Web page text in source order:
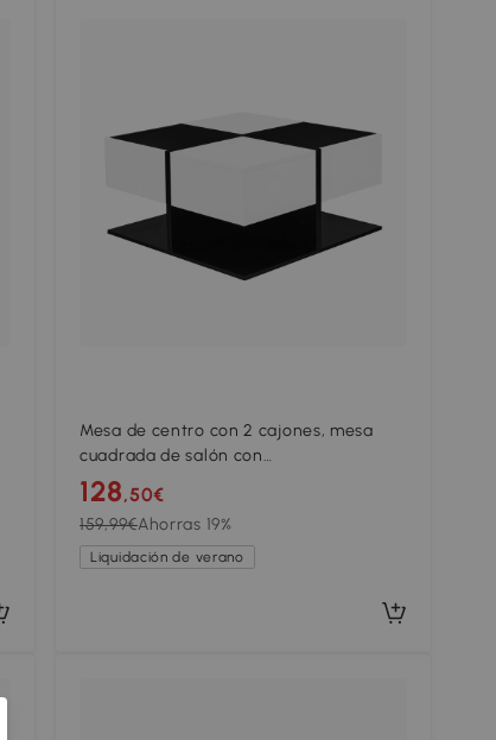
Mesa de centro con 2 cajones, mesa
cuadrada de salón con
almacenamiento, 70x70x35,5 cm,
Negro+Blanco
128,50€
159,99€Ahorras 19%
Liquidación de verano